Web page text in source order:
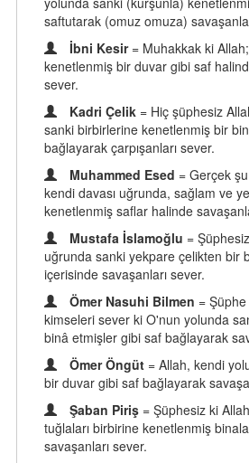
saftutarak (omuz omuza)
İbni Kesir = Muhakkak ki
kenetlenmiş bir duvar gibi saf
sever.
Kadri Çelik = Hiç şüphesiz
sanki birbirlerine kenetlenmiş bir
bağlayarak çarpışanları sever.
Muhammed Esed = Gerçek
kendi davası uğrunda, sağlam ve
kenetlenmiş saflar halinde
Mustafa İslamoğlu =
uğrunda sanki yekpare çelikten bir
içerisinde savaşanları sever.
Ömer Nasuhi Bilmen =
kimseleri sever ki O'nun yolunda
binâ etmişler gibi saf bağlayarak
Ömer Öngüt = Allah, kendi
bir duvar gibi saf bağlayarak
Şaban Piriş = Şüphesiz ki
tuğlaları birbirine kenetlenmiş
savaşanları sever.